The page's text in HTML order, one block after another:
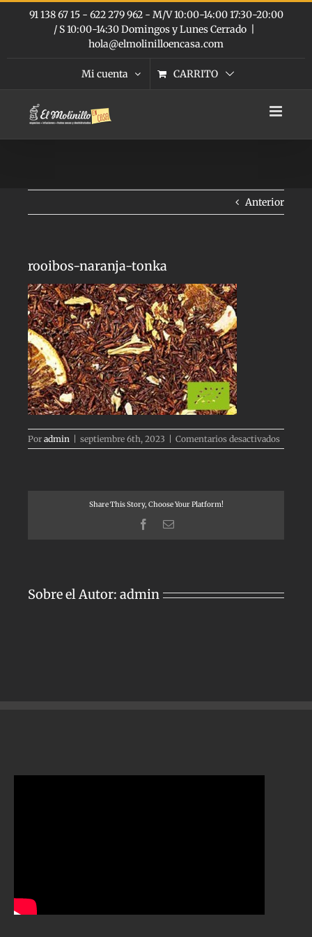
Saltar
91 138 67 15 - 622 279 962 - M/V 10:00-14:00 17:30-20:00
/ S 10:00-14:30 Domingos y Lunes Cerrado
hola@elmolinilloencasa.com
Mi cuenta CARRITO
Anterior
rooibos-naranja-tonka
Por admin septiembre 6th, 2023 Comentarios desactivadosen
Share This Story, Choose Your Platform!
FacebookCorreo
Sobre el Autor: admin